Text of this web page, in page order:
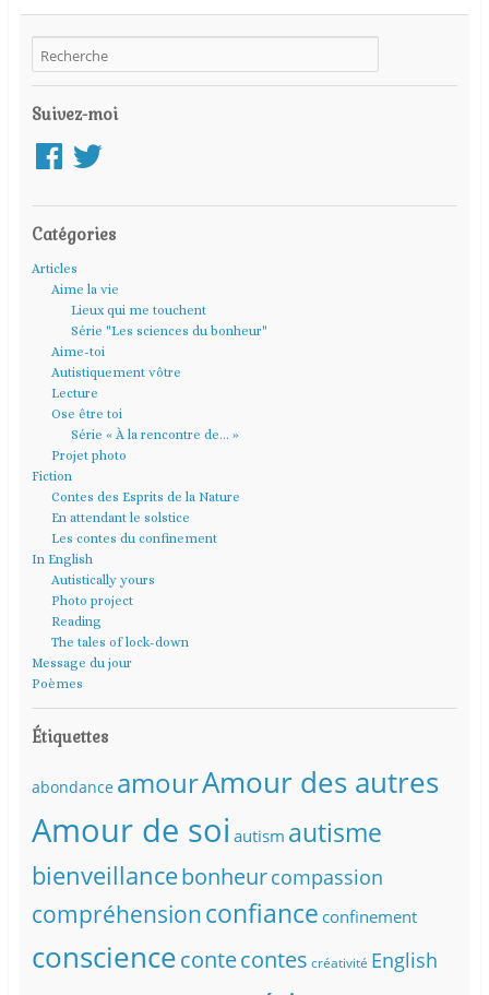
Suivez-moi
FacebookTwitter
Catégories
Articles
Aime la vie
Lieux qui me touchent
Série "Les sciences du bonheur"
Aime-toi
Autistiquement vôtre
Lecture
Ose être toi
Série « À la rencontre de… »
Projet photo
Fiction
Contes des Esprits de la Nature
En attendant le solstice
Les contes du confinement
In English
Autistically yours
Photo project
Reading
The tales of lock-down
Message du jour
Poèmes
Étiquettes
abondance amourAmour des autres
Amour de soi autism autisme
bienveillancebonheurcompassion
compréhensionconfiance confinement
consciencecontecontes créativité English